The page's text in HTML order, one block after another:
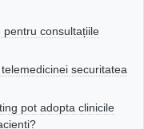
consultațiile
securitatea
pot adopta clinicile